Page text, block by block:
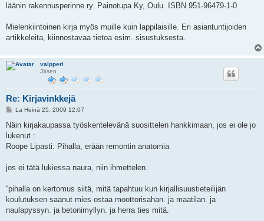
t
läänin rakennusperinne ry. Painotupa Ky, Oulu. ISBN 951-96479-1-0
Mielenkiintoinen kirja myös muille kuin lappilaisille. Eri asiantuntijoiden
artikkeleita, kiinnostavaa tietoa esim. sisustuksesta.
valpperi
Jäsen
Re: Kirjavinkkejä
V
e
t
i
La Heinä 25, 2009 12:07
Näin kirjakaupassa työskentelevänä suosittelen hankkimaan, jos ei ole jo
lukenut :
Roope Lipasti: Pihalla, erään remontin anatomia
jos ei tätä lukiessa naura, niin ihmettelen.
''pihalla on kertomus siitä, mitä tapahtuu kun kirjallisuustieteilijän
koulutuksen saanut mies ostaa moottorisahan. ja maatilan. ja
naulapyssyn. ja betonimyllyn. ja herra ties mitä.